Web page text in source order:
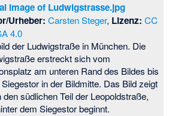
image of Ludwigstrasse.jpg
Urheber: Carsten Steger, Lizenz: CC
4.0
der Ludwigstraße in München. Die
erstreckt sich vom
am unteren Rand des Bildes bis
in der Bildmitte. Das Bild zeigt
den südlichen Teil der Leopoldstraße,
dem Siegestor beginnt.